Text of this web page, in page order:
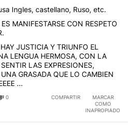
Ingles, castellano, Ruso, etc.
MANIFESTARSE CON RESPETO
JUSTICIA Y TRIUNFO EL
LENGUA HERMOSA, CON LA
LAS EXPRESIONES,
GRASADA QUE LO CAMBIEN
...
0 COMPARTIR
MARCAR
COMO
INAPROPIADO